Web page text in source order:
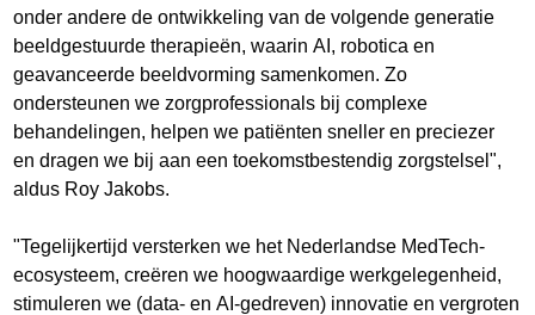
onder andere de ontwikkeling van de volgende generatie
beeldgestuurde therapieën, waarin AI, robotica en
geavanceerde beeldvorming samenkomen. Zo
ondersteunen we zorgprofessionals bij complexe
behandelingen, helpen we patiënten sneller en preciezer
en dragen we bij aan een toekomstbestendig zorgstelsel",
aldus Roy Jakobs.
"Tegelijkertijd versterken we het Nederlandse MedTech-
ecosysteem, creëren we hoogwaardige werkgelegenheid,
stimuleren we (data- en AI-gedreven) innovatie en vergroten